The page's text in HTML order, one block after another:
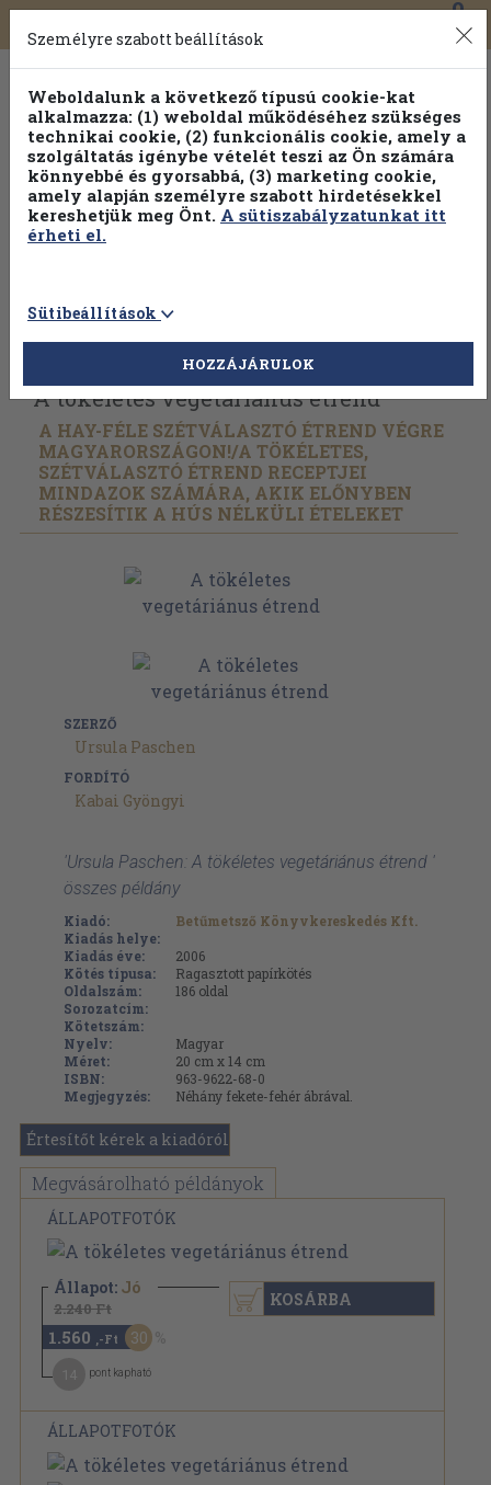
Toggle
navigation
0
Vissza az előző oldalra Válasszon példányt
A tökéletes vegetáriánus étrend
A HAY-FÉLE SZÉTVÁLASZTÓ ÉTREND VÉGRE
MAGYARORSZÁGON!/A TÖKÉLETES,
SZÉTVÁLASZTÓ ÉTREND RECEPTJEI
MINDAZOK SZÁMÁRA, AKIK ELŐNYBEN
RÉSZESÍTIK A HÚS NÉLKÜLI ÉTELEKET
SZERZŐ
Ursula Paschen
FORDÍTÓ
Kabai Gyöngyi
'Ursula Paschen: A tökéletes vegetáriánus étrend '
összes példány
Kiadó:
Betűmetsző Könyvkereskedés Kft.
Kiadás helye:
Kiadás éve:
2006
Kötés típusa:
Ragasztott papírkötés
Oldalszám:
186 oldal
Sorozatcím:
Kötetszám:
Nyelv:
Magyar
Méret:
20 cm x 14 cm
ISBN:
963-9622-68-0
Megjegyzés:
Néhány fekete-fehér ábrával.
Értesítőt kérek a kiadóról
Megvásárolható példányok
ÁLLAPOTFOTÓK
Állapot: Jó
2.240 Ft
1.560 ,-Ft 30
pont kapható
KOSÁRBA
ÁLLAPOTFOTÓK
Személyre szabott beállítások
Weboldalunk a következő típusú cookie-kat
alkalmazza: (1) weboldal működéséhez szükséges
technikai cookie, (2) funkcionális cookie, amely a
szolgáltatás igénybe vételét teszi az Ön számára
könnyebbé és gyorsabbá, (3) marketing cookie,
amely alapján személyre szabott hirdetésekkel
kereshetjük meg Önt. A sütiszabályzatunkat itt
érheti el.
Sütibeállítások
HOZZÁJÁRULOK